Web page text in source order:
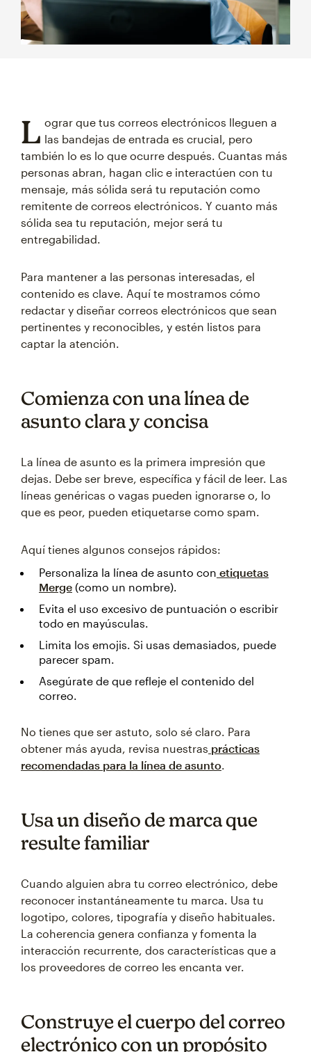
L ograr que tus correos electrónicos lleguen a
las bandejas de entrada es crucial, pero
también lo es lo que ocurre después. Cuantas más
personas abran, hagan clic e interactúen con tu
mensaje, más sólida será tu reputación como
remitente de correos electrónicos. Y cuanto más
sólida sea tu reputación, mejor será tu
entregabilidad.
Para mantener a las personas interesadas, el
contenido es clave. Aquí te mostramos cómo
redactar y diseñar correos electrónicos que sean
pertinentes y reconocibles, y estén listos para
captar la atención.
Comienza con una línea de
asunto clara y concisa
La línea de asunto es la primera impresión que
dejas. Debe ser breve, específica y fácil de leer. Las
líneas genéricas o vagas pueden ignorarse o, lo
que es peor, pueden etiquetarse como spam.
Aquí tienes algunos consejos rápidos:
Personaliza la línea de asunto con etiquetas
Merge (como un nombre).
Evita el uso excesivo de puntuación o escribir
todo en mayúsculas.
Limita los emojis. Si usas demasiados, puede
parecer spam.
Asegúrate de que refleje el contenido del
correo.
No tienes que ser astuto, solo sé claro. Para
obtener más ayuda, revisa nuestras prácticas
recomendadas para la línea de asunto.
Usa un diseño de marca que
resulte familiar
Cuando alguien abra tu correo electrónico, debe
reconocer instantáneamente tu marca. Usa tu
logotipo, colores, tipografía y diseño habituales.
La coherencia genera confianza y fomenta la
interacción recurrente, dos características que a
los proveedores de correo les encanta ver.
Construye el cuerpo del correo
electrónico con un propósito